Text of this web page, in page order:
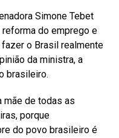
Simone Tebet
do emprego e
fazer o Brasil realmente
da ministra, a
brasileiro.
mãe de todas as
porque
do povo brasileiro é